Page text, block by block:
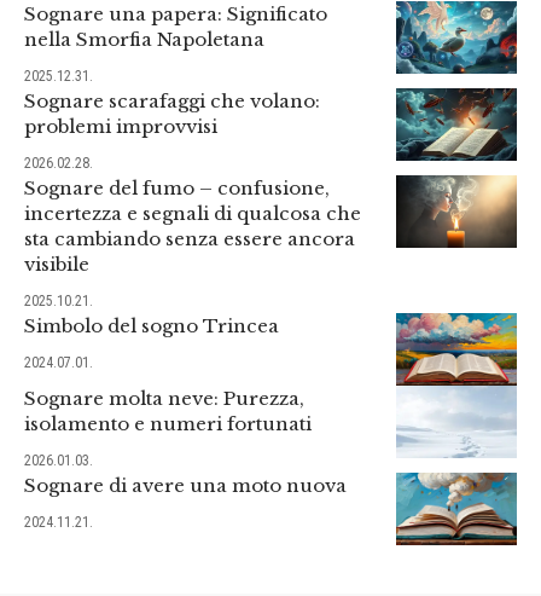
Sognare una papera: Significato
nella Smorfia Napoletana
2025.12.31.
Sognare scarafaggi che volano:
problemi improvvisi
2026.02.28.
Sognare del fumo – confusione,
incertezza e segnali di qualcosa che
sta cambiando senza essere ancora
visibile
2025.10.21.
Simbolo del sogno Trincea
2024.07.01.
Sognare molta neve: Purezza,
isolamento e numeri fortunati
2026.01.03.
Sognare di avere una moto nuova
2024.11.21.